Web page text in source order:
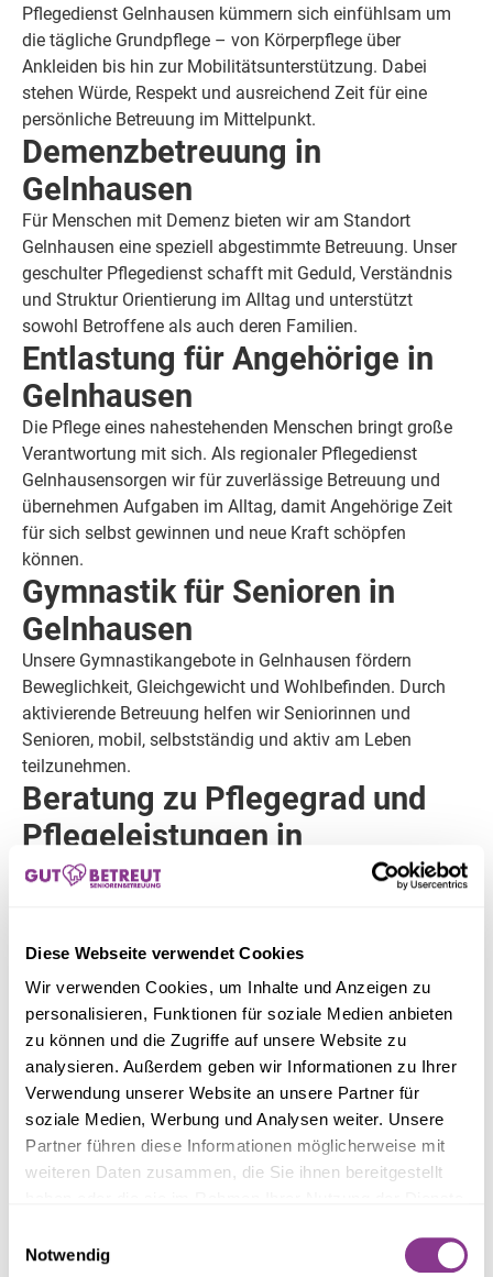
Diese Webseite verwendet Cookies
Wir verwenden Cookies, um Inhalte und Anzeigen zu
personalisieren, Funktionen für soziale Medien anbieten
zu können und die Zugriffe auf unsere Website zu
analysieren. Außerdem geben wir Informationen zu Ihrer
Verwendung unserer Website an unsere Partner für
soziale Medien, Werbung und Analysen weiter. Unsere
Partner führen diese Informationen möglicherweise mit
weiteren Daten zusammen, die Sie ihnen bereitgestellt
Notwendig
Pflegedienst Gelnhausen kümmern sich einfühlsam um
die tägliche Grundpflege – von Körperpflege über
Ankleiden bis hin zur Mobilitätsunterstützung. Dabei
stehen Würde, Respekt und ausreichend Zeit für eine
persönliche Betreuung im Mittelpunkt.
Demenzbetreuung in
Gelnhausen
Für Menschen mit Demenz bieten wir am Standort
Gelnhausen eine speziell abgestimmte Betreuung. Unser
geschulter Pflegedienst schafft mit Geduld, Verständnis
und Struktur Orientierung im Alltag und unterstützt
sowohl Betroffene als auch deren Familien.
Entlastung für Angehörige in
Gelnhausen
Die Pflege eines nahestehenden Menschen bringt große
Verantwortung mit sich. Als regionaler Pflegedienst
Gelnhausensorgen wir für zuverlässige Betreuung und
übernehmen Aufgaben im Alltag, damit Angehörige Zeit
für sich selbst gewinnen und neue Kraft schöpfen
können.
Gymnastik für Senioren in
Gelnhausen
Unsere Gymnastikangebote in Gelnhausen fördern
Beweglichkeit, Gleichgewicht und Wohlbefinden. Durch
aktivierende Betreuung helfen wir Seniorinnen und
Senioren, mobil, selbstständig und aktiv am Leben
teilzunehmen.
Beratung zu Pflegegrad und
Pflegeleistungen in
Gelnhausen
Gelnhausenberät Sie umfassend zur Beantragung oder
Anpassung Ihres Pflegegrades und begleitet Sie Schritt
für Schritt durch den gesamten Prozess. Direkt am
Standort Gelnhausen stehen wir Ihnen kompetent zur
Seite, damit Sie die bestmögliche Unterstützung erhalten.